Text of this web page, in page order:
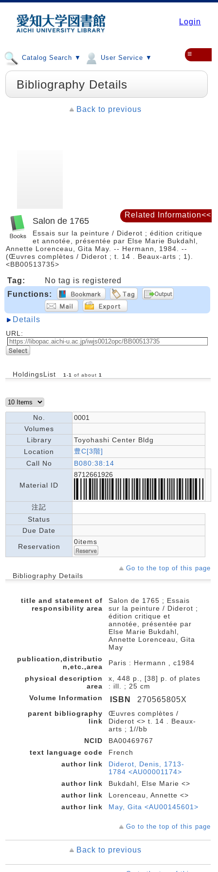
Login
Catalog Search ▼ User Service ▼ ≡
Bibliography Details
Back to previous
Salon de 1765
Essais sur la peinture / Diderot ; édition critique
et annotée, présentée par Else Marie Bukdahl,
Annette Lorenceau, Gita May. -- Hermann, 1984. --
(Œuvres complètes / Diderot ; t. 14 . Beaux-arts ; 1).
<BB00513735>
Tag:
No tag is registered
Functions:
Details
URL:
HoldingsList 1 -1 of about 1
No.
0001
Volumes
Library
Toyohashi Center Bldg
Location
豊C[3階]
Call No
B080:38:14
Material ID
8712661926
注記
Status
Due Date
Reservation
0items
Go to the top of this page
Bibliography Details
title and statement of
responsibility area
Salon de 1765 ; Essais
sur la peinture / Diderot ;
édition critique et
annotée, présentée par
Else Marie Bukdahl,
Annette Lorenceau, Gita
May
publication,distributio
n,etc.,area
Paris : Hermann , c1984
physical description
area
x, 448 p., [38] p. of plates
: ill. ; 25 cm
Volume Information
ISBN 270565805X
parent bibliography
link
Œuvres complètes /
Diderot <> t. 14 . Beaux-
arts ; 1//bb
NCID
BA00469767
text language code
French
author link
Diderot, Denis, 1713-
1784 <AU00001174>
author link
Bukdahl, Else Marie <>
author link
Lorenceau, Annette <>
author link
May, Gita <AU00145601>
Go to the top of this page
Back to previous
Related Information<<